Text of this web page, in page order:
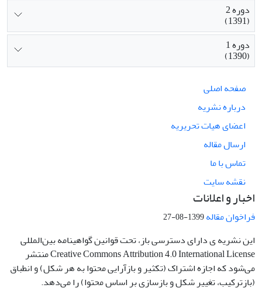
دوره 2
(1391)
دوره 1
(1390)
صفحه اصلی
درباره نشریه
اعضای هیات تحریریه
ارسال مقاله
تماس با ما
نقشه سایت
اخبار و اعلانات
فراخوان مقاله1399-08-27
این نشریه ی دارای دسترسی باز، تحت قوانین گواهینامه بین‌المللی
Creative Commons Attribution 4.0 International License منتشر
می‌شود که اجازه اشتراک (تکثیر و بازآرایی محتوا به هر شکل) و انطباق
(بازترکیب، تغییر شکل و بازسازی بر اساس محتوا) را می‌دهد.